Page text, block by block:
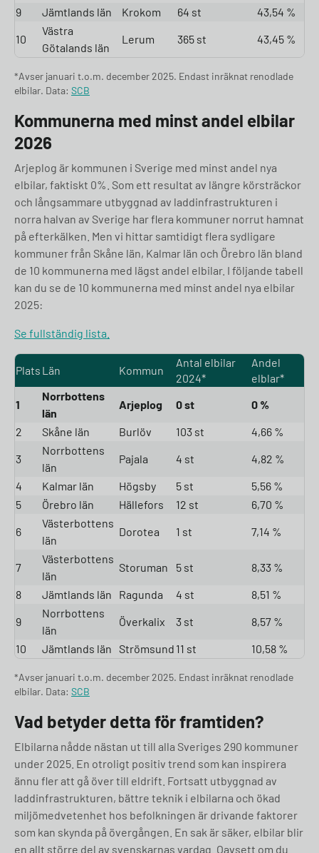
9
Jämtlands län Krokom 64 st
43,54 %
10
Västra
Götalands län
Lerum 365 st 43,45 %
*Avser januari t.o.m. december 2025. Endast inräknat renodlade
elbilar. Data: SCB
Kommunerna med minst andel elbilar
2026
Arjeplog är kommunen i Sverige med minst andel nya
elbilar, faktiskt 0%. Som ett resultat av längre körsträckor
och långsammare utbyggnad av laddinfrastrukturen i
norra halvan av Sverige har flera kommuner norrut hamnat
på efterkälken. Men vi hittar samtidigt flera sydligare
kommuner från Skåne län, Kalmar län och Örebro län bland
de 10 kommunerna med lägst andel elbilar. I följande tabell
kan du se de 10 kommunerna med minst andel nya elbilar
2025:
Se fullständig lista.
Plats Län Kommun
Antal elbilar
2024*
Andel
elblar*
1
Norrbottens
län
Arjeplog 0 st
0 %
2
Skåne län Burlöv 103 st
4,66 %
3
Norrbottens
län
Pajala 4 st
4,82 %
4
Kalmar län Högsby 5 st
5,56 %
5
Örebro län Hällefors 12 st
6,70 %
6
Västerbottens
län
Dorotea 1 st 7,14 %
7
Västerbottens
län
Storuman 5 st
8,33 %
8
Jämtlands län Ragunda 4 st
8,51 %
9
Norrbottens
län
Överkalix 3 st
8,57 %
10
Jämtlands län Strömsund 11 st 10,58 %
*Avser januari t.o.m. december 2025. Endast inräknat renodlade
elbilar. Data: SCB
Vad betyder detta för framtiden?
Elbilarna nådde nästan ut till alla Sveriges 290 kommuner
under 2025. En otroligt positiv trend som kan inspirera
ännu fler att gå över till eldrift. Fortsatt utbyggnad av
laddinfrastrukturen, bättre teknik i elbilarna och ökad
miljömedvetenhet hos befolkningen är drivande faktorer
som kan skynda på övergången. En sak är säker, elbilar blir
en allt större del av svenskarnas vardag. Oavsett om du